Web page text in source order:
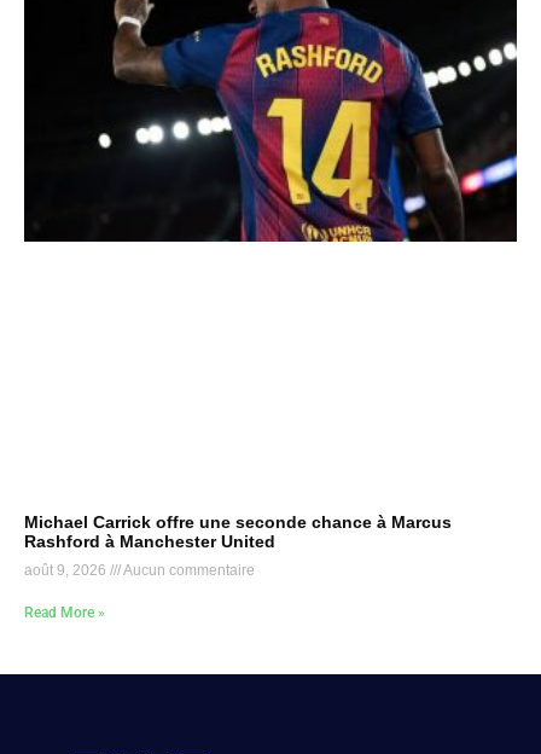
Michael Carrick offre une seconde chance à Marcus
Rashford à Manchester United
août 9, 2026 Aucun commentaire
Read More »